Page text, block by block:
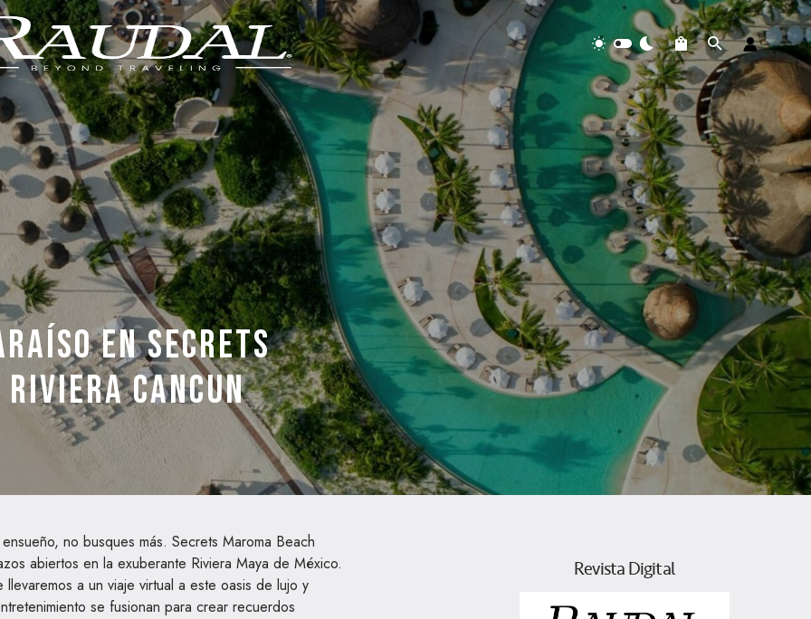
EN SECRETS
CANCUN
no busques más. Secrets Maroma Beach
abiertos en la exuberante Riviera Maya de México.
a un viaje virtual a este oasis de lujo y
se fusionan para crear recuerdos
Revista Digital